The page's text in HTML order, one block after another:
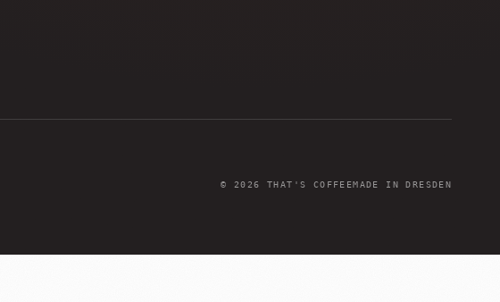
© 2026 THAT'S COFFEEMADE IN DRESDEN